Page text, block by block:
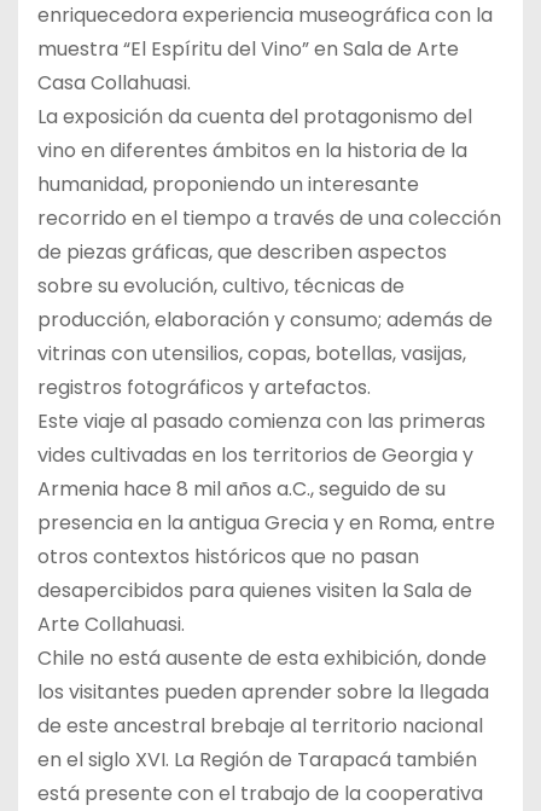
enriquecedora experiencia museográfica con la
muestra “El Espíritu del Vino” en Sala de Arte
Casa Collahuasi.
La exposición da cuenta del protagonismo del
vino en diferentes ámbitos en la historia de la
humanidad, proponiendo un interesante
recorrido en el tiempo a través de una colección
de piezas gráficas, que describen aspectos
sobre su evolución, cultivo, técnicas de
producción, elaboración y consumo; además de
vitrinas con utensilios, copas, botellas, vasijas,
registros fotográficos y artefactos.
Este viaje al pasado comienza con las primeras
vides cultivadas en los territorios de Georgia y
Armenia hace 8 mil años a.C., seguido de su
presencia en la antigua Grecia y en Roma, entre
otros contextos históricos que no pasan
desapercibidos para quienes visiten la Sala de
Arte Collahuasi.
Chile no está ausente de esta exhibición, donde
los visitantes pueden aprender sobre la llegada
de este ancestral brebaje al territorio nacional
en el siglo XVI. La Región de Tarapacá también
está presente con el trabajo de la cooperativa